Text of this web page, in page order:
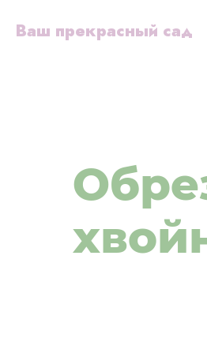
Ваш прекрасный сад